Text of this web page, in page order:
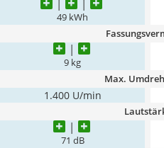
49 kWh
9 kg
Max.
1.400 U/min
71 dB